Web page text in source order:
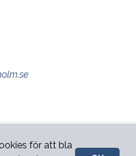
för att bla
Sidan ägs och administreras